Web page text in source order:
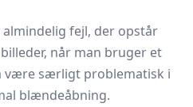
fejl, der opstår
når man bruger et
være særligt problematisk i
blændeåbning.